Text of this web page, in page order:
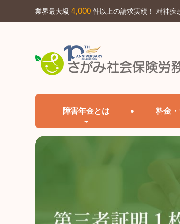
業界最大級 4,000 件以上の請求実績！ 精神疾
障害年金とは 料金